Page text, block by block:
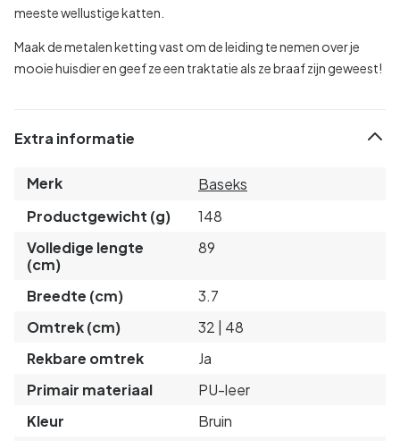
meeste wellustige katten.
Maak de metalen ketting vast om de leiding te nemen over je
mooie huisdier en geef ze een traktatie als ze braaf zijn geweest!
Extra informatie
Merk
Baseks
Productgewicht (g)
148
Volledige lengte
(cm)
89
Breedte (cm)
3.7
Omtrek (cm)
32 | 48
Rekbare omtrek
Ja
Primair materiaal
PU-leer
Kleur
Bruin